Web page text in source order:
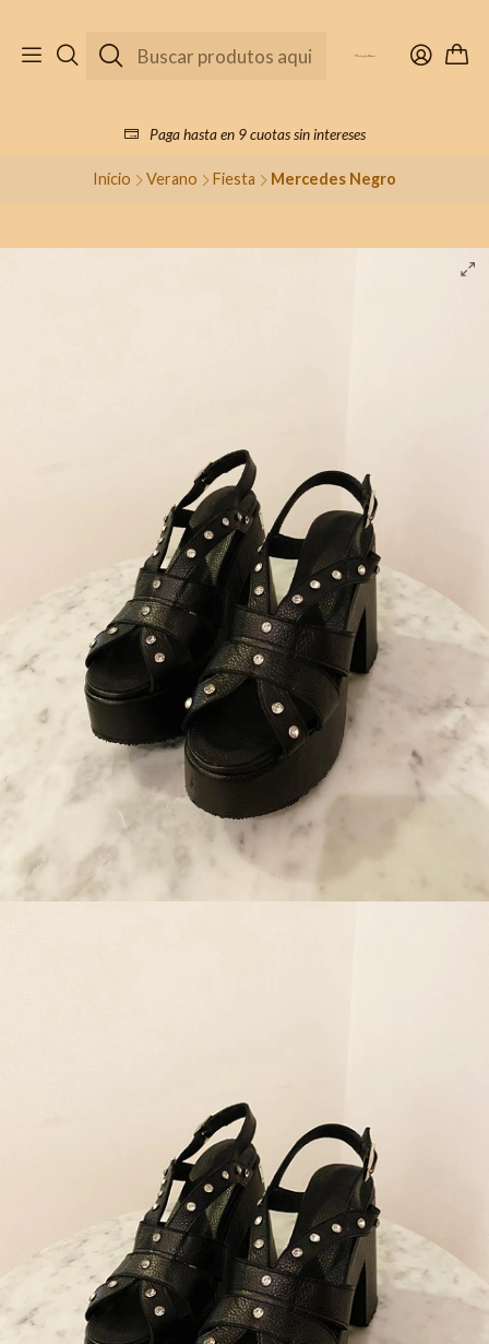
Paga hasta en 9 cuotas sin intereses
Início Verano Fiesta Mercedes Negro